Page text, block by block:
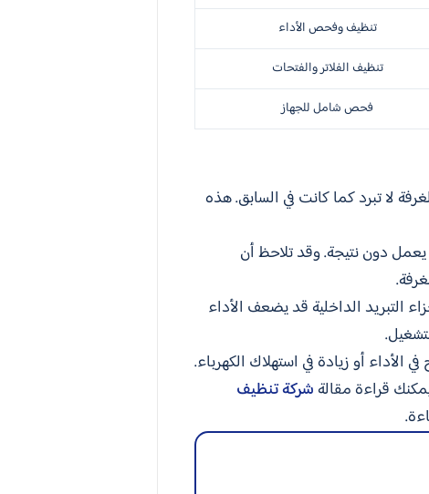
تنظيف وفحص الأداء
تنظيف الفلاتر والفتحات
فحص شامل للجهاز
لا تبرد كما كانت في السابق. هذه
يعمل دون نتيجة. وقد تلاحظ أن
التبريد الداخلية قد يضعف الأداء
أو زيادة في استهلاك الكهرباء.
قراءة مقالةشركة تنظيف